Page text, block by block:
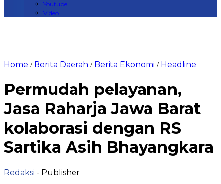
Youtube
Video
Home / Berita Daerah / Berita Ekonomi / Headline
Permudah pelayanan,
Jasa Raharja Jawa Barat
kolaborasi dengan RS
Sartika Asih Bhayangkara
Redaksi - Publisher